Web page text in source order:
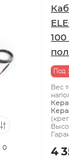
0
Под
Вес
4